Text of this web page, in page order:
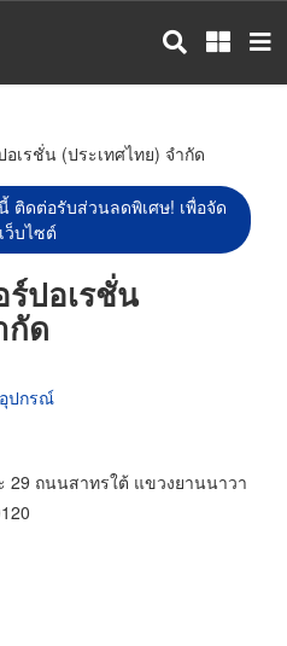
เรชั่น (ประเทศไทย) จำกัด
ติดต่อรับส่วนลดพิเศษ! เพื่อจัด
ว็บไซต์
ปอเรชั่น
กัด
ปกรณ์
29 ถนนสาทรใต้ แขวงยานนาวา